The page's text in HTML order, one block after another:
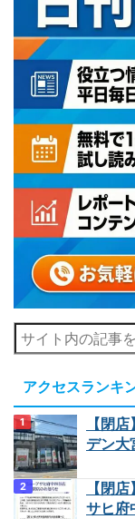
アクセスランキ
【閉
デン大
【閉
サヒ府